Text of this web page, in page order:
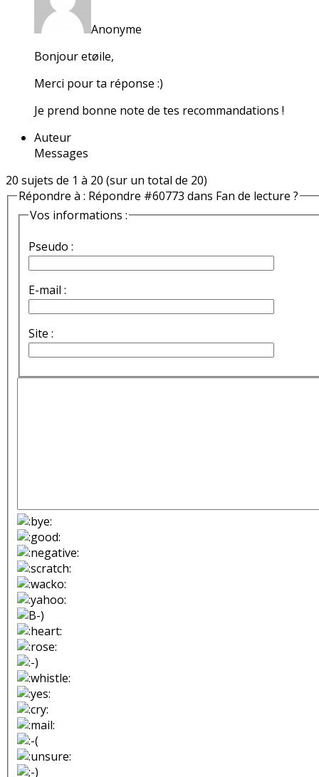
Anonyme
Bonjour etøile,
Merci pour ta réponse :)
Je prend bonne note de tes recommandations !
Auteur
Messages
20 sujets de 1 à 20 (sur un total de 20)
Répondre à : Répondre #60773 dans Fan de lecture ?
Vos informations :
Pseudo :
E-mail :
Site :